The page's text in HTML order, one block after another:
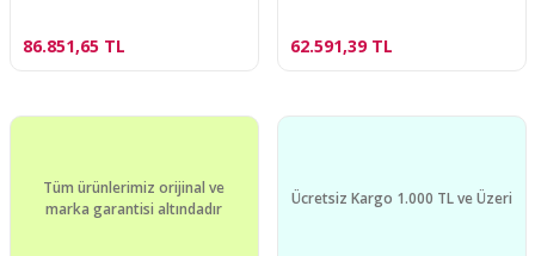
86.851,65 TL 62.591,39 TL
Tüm ürünlerimiz orijinal ve
marka garantisi altındadır
Ücretsiz Kargo 1.000 TL ve Üzeri